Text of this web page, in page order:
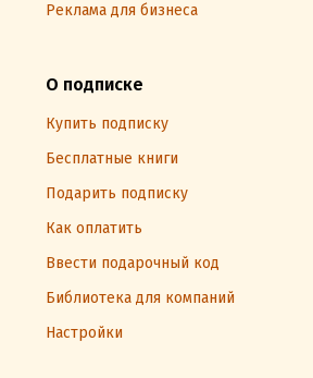
Реклама для бизнеса
О подписке
Купить подписку
Бесплатные книги
Подарить подписку
Как оплатить
Ввести подарочный код
Библиотека для компаний
Настройки